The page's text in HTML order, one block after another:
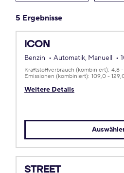
5 Ergebnisse
ICON
Benzin Automatik, Manuell
Weitere Details
Kraftstoffverbrauch (kombiniert): 4,8
Emissionen (kombiniert): 109,0 -
STREET